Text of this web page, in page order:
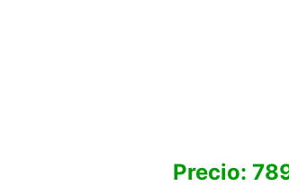
Precio: